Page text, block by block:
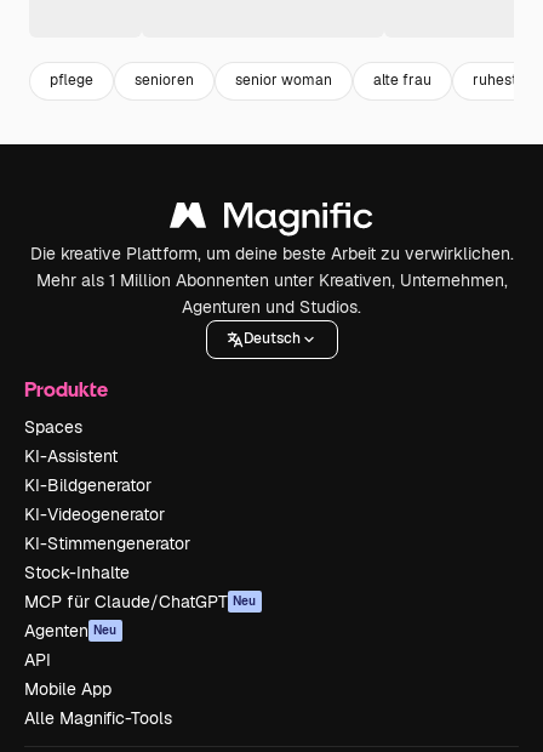
pflege senioren senior woman alte frau ruhestand
Die kreative Plattform, um deine beste Arbeit zu verwirklichen.
Mehr als 1 Million Abonnenten unter Kreativen, Unternehmen,
Agenturen und Studios.
Deutsch
Produkte
Spaces
KI-Assistent
KI-Bildgenerator
KI-Videogenerator
KI-Stimmengenerator
Stock-Inhalte
MCP für Claude/ChatGPT Neu
Agenten Neu
API
Mobile App
Alle Magnific-Tools